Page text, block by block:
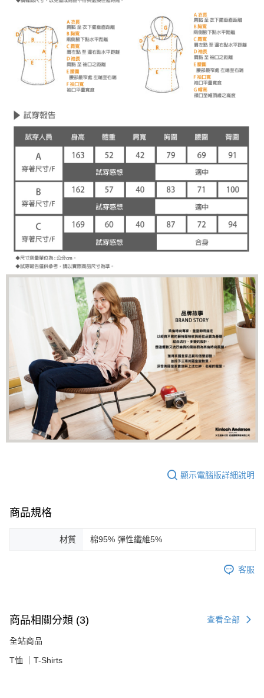
顯示電腦版詳細說明
商品規格
材質 棉95% 彈性纖維5%
客服
商品相關分類 (3) 查看全部
全站商品
T恤 ｜T-Shirts